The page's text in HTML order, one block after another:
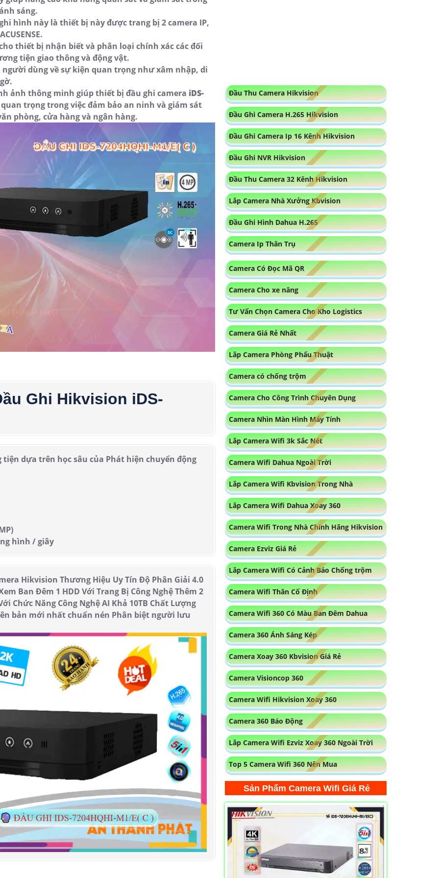
sáng.
hình này là thiết bị này được trang bị 2 camera IP,
thiết bị nhận biết và phân loại chính xác các đối
tiện giao thông và động vật.
dùng về sự kiện quan trọng như xâm nhập, di
ảnh thông minh giúp thiết bị đầu ghi camera iDS-
trọng trong việc đảm bảo an ninh và giám sát
phòng, cửa hàng và ngân hàng.
Ghi Hikvision iDS-
dựa trên học sâu của Phát hiện chuyển động
hình / giây
Hikvision Thương Hiệu Uy Tín Độ Phân Giải 4.0
Ban Đêm 1 HDD Với Trang Bị Công Nghệ Thêm 2
Chức Năng Công Nghệ AI Khả 10TB Chất Lượng
bản mới nhất chuẩn nén Phân biệt người lưu
Camera Giá Rẻ Nhất
Lắp Camera Phòng Phẩu Thuật
Camera có chống trộm
Camera Cho Công Trình Chuyên Dụng
Camera Nhìn Màn Hình Máy Tính
Lắp Camera Wifi 3k Sắc Nét
Camera Wifi Dahua Ngoài Trời
Lắp Camera Wifi Kbvision Trong Nhà
Lắp Camera Wifi Dahua Xoay 360
Camera Wifi Trong Nhà Chính Hãng Hikvision
Camera Ezviz Giá Rẻ
Lắp Camera Wifi Có Cảnh Báo Chống trộm
Camera Wifi Thân Cố Định
Camera Wifi 360 Có Màu Ban Đêm Dahua
Camera 360 Ánh Sáng Kép
Camera Xoay 360 Kbvision Giá Rẻ
Camera Visioncop 360
Camera Wifi Hikvision Xoay 360
Camera 360 Báo Động
Lắp Camera Wifi Ezviz Xoay 360 Ngoài Trời
Top 5 Camera Wifi 360 Nên Mua
Sản Phẩm Camera Wifi Giá Rẻ
ĐẦU GHI HIKVISION IDS-7208HUHI-M1/E(C)
30%
5,930,000 ₫
Trung Tâm Ghi Hình iDS-7208HUHI-M1/E(C)
là một Đầu ghi phục vụ cho việc ghi hình và
quản lý dữ liệu an ninh. Với khả năng hỗ
trợ 8 kênh ghi hình, Đầu ghi này đảm bảo
chất lượng hình ảnh sắc nét và rõ ràng